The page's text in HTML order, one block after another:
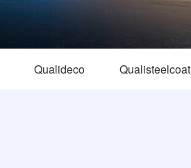
Qualideco Qualisteelcoat